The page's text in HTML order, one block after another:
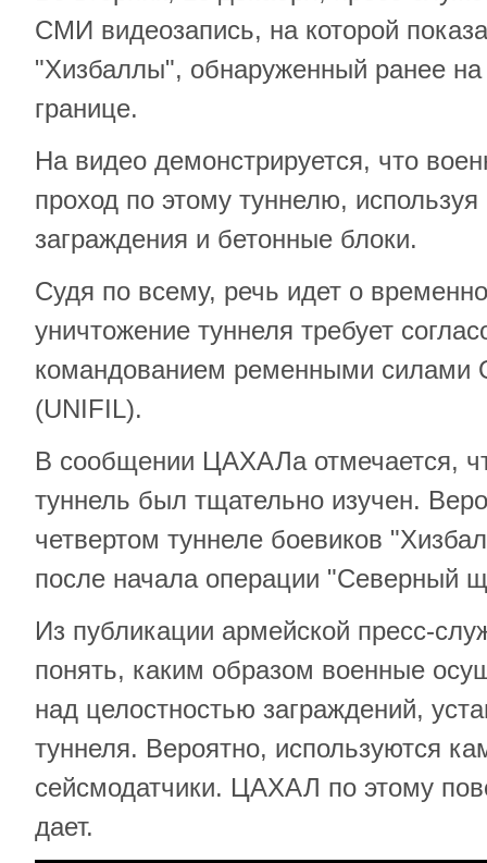
СМИ видеозапись, на которой
"Хизбаллы", обнаруженный ранее на
границе.
На видео демонстрируется, что
проход по этому туннелю,
заграждения и бетонные блоки.
Судя по всему, речь идет о
уничтожение туннеля требует
командованием ременными
(UNIFIL).
В сообщении ЦАХАЛа отмечается,
туннель был тщательно изучен.
четвертом туннеле боевиков
после начала операции "Северный
Из публикации армейской пресс-
понять, каким образом военные
над целостностью заграждений,
туннеля. Вероятно, используются
сейсмодатчики. ЦАХАЛ по этому
дает.